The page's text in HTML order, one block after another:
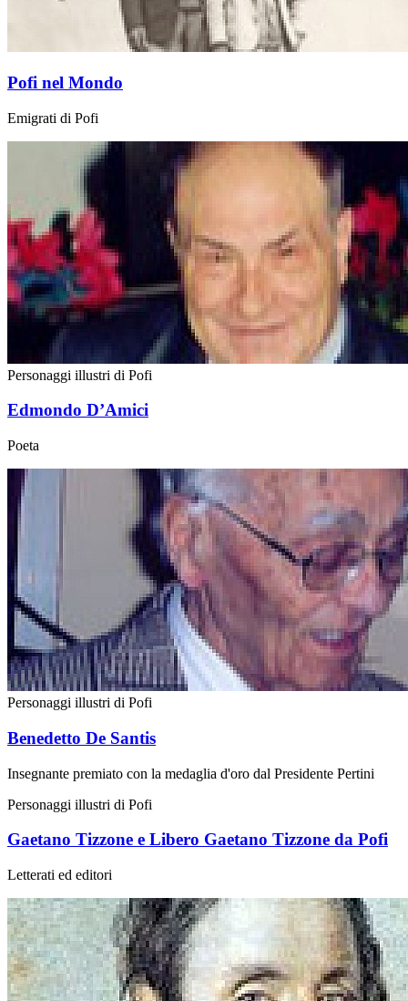
Pofi nel Mondo
Emigrati di Pofi
Personaggi illustri di Pofi
Edmondo D’Amici
Poeta
Personaggi illustri di Pofi
Benedetto De Santis
Insegnante premiato con la medaglia d'oro dal Presidente Pertini
Personaggi illustri di Pofi
Gaetano Tizzone e Libero Gaetano Tizzone da Pofi
Letterati ed editori